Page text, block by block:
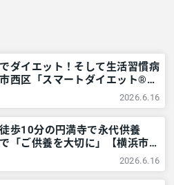
ダイエット！そして生活習慣病
西区「スマートダイエット®教
– 神奈川・東京多摩のご近所
2026.6.16
歩10分の円満寺で永代供養
「ご供養を大切に」【横浜市西
東京多摩のご近所情報 – レア
2026.6.16